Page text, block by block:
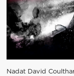
Nadat David